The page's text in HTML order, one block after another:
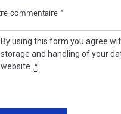
By using this form you agree
storage and handling of your
website. *